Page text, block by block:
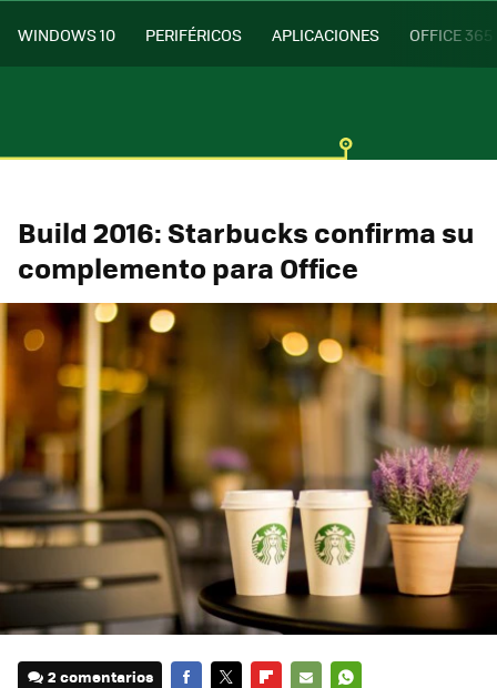
WINDOWS 10 PERIFÉRICOS APLICACIONES OFFICE 365
Build 2016: Starbucks confirma su
complemento para Office
2 comentarios